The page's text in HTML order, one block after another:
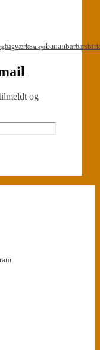
bagværkbaileysbananbarbars
og